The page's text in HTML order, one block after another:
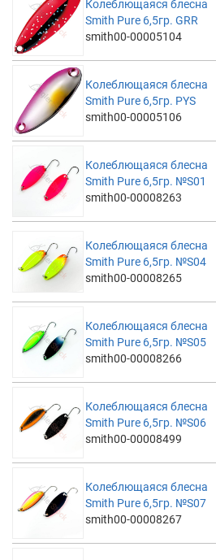
Колеблющаяся блесна
Smith Pure 6,5гр. GRR
smith00-00005104
Колеблющаяся блесна
Smith Pure 6,5гр. PYS
smith00-00005106
Колеблющаяся блесна
Smith Pure 6,5гр. №S01
smith00-00008263
Колеблющаяся блесна
Smith Pure 6,5гр. №S04
smith00-00008265
Колеблющаяся блесна
Smith Pure 6,5гр. №S05
smith00-00008266
Колеблющаяся блесна
Smith Pure 6,5гр. №S06
smith00-00008499
Колеблющаяся блесна
Smith Pure 6,5гр. №S07
smith00-00008267